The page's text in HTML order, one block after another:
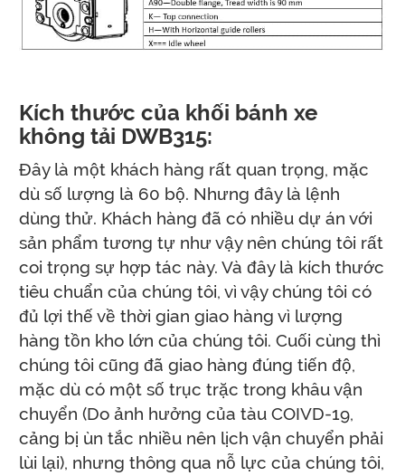
Kích thước của khối bánh xe
không tải DWB315:
Đây là một khách hàng rất quan trọng, mặc
dù số lượng là 60 bộ. Nhưng đây là lệnh
dùng thử. Khách hàng đã có nhiều dự án với
sản phẩm tương tự như vậy nên chúng tôi rất
coi trọng sự hợp tác này. Và đây là kích thước
tiêu chuẩn của chúng tôi, vì vậy chúng tôi có
đủ lợi thế về thời gian giao hàng vì lượng
hàng tồn kho lớn của chúng tôi. Cuối cùng thì
chúng tôi cũng đã giao hàng đúng tiến độ,
mặc dù có một số trục trặc trong khâu vận
chuyển (Do ảnh hưởng của tàu COIVD-19,
cảng bị ùn tắc nhiều nên lịch vận chuyển phải
lùi lại), nhưng thông qua nỗ lực của chúng tôi,